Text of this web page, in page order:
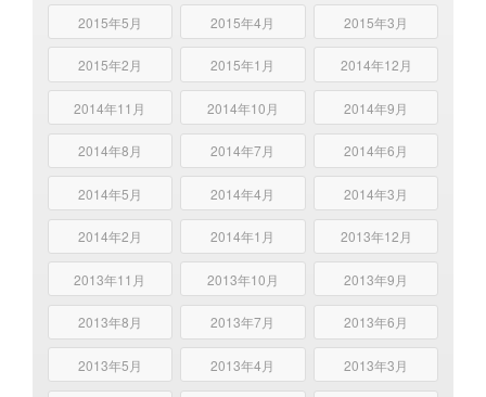
2015年5月 2015年4月 2015年3月
2015年2月 2015年1月 2014年12月
2014年11月 2014年10月 2014年9月
2014年8月 2014年7月 2014年6月
2014年5月 2014年4月 2014年3月
2014年2月 2014年1月 2013年12月
2013年11月 2013年10月 2013年9月
2013年8月 2013年7月 2013年6月
2013年5月 2013年4月 2013年3月